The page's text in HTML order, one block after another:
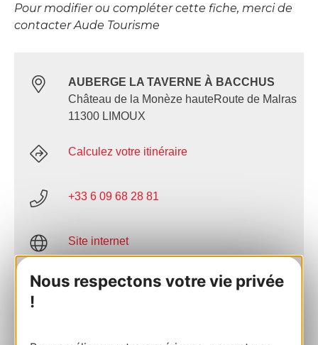
Nous respectons votre vie privée
!
Pour modifier ou compléter cette fiche, merci de
contacter Aude Tourisme
AUBERGE LA TAVERNE À BACCHUS
Château de la Monèze hauteRoute de Malras
11300 LIMOUX
Calculez votre itinéraire
+33 6 09 68 28 81
Site internet
Facebook